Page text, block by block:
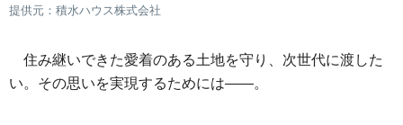
提供元：積水ハウス株式会社
住み継いできた愛着のある土地を守り、次世代に渡した
い。その思いを実現するためには――。